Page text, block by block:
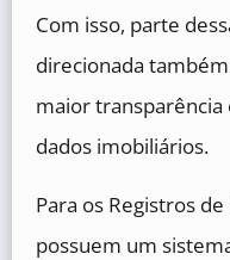
Com isso, parte
direcionada
maior transparência
dados imobiliários.
Para os Registros
possuem um